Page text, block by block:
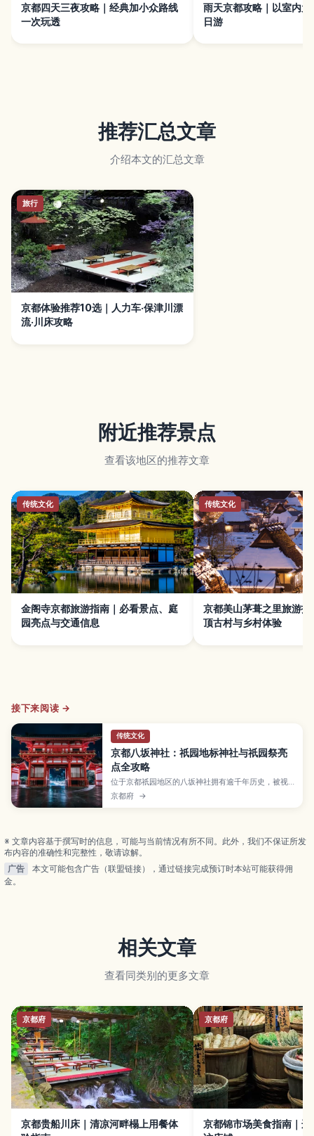
京都四天三夜攻略｜经典加小众路线
一次玩透
雨天京都攻略｜以室内为
日游
推荐汇总文章
介绍本文的汇总文章
旅行
京都体验推荐10选｜人力车·保津川漂
流·川床攻略
附近推荐景点
查看该地区的推荐文章
传统文化
金阁寺京都旅游指南｜必看景点、庭
园亮点与交通信息
传统文化
京都美山茅葺之里旅游指
顶古村与乡村体验
接下来阅读 →
传统文化
京都八坂神社：祇园地标神社与祇园祭亮
点全攻略
位于京都祇园地区的八坂神社拥有逾千年历史，被视
为祈求厄除、保佑健康的著名神社，也是夏季「祇园
祭」的中心。本文介绍本殿与舞殿、灯笼点亮后的梦
京都府 →
※ 文章内容基于撰写时的信息，可能与当前情况有所不同。此外，我们不保证所发
布内容的准确性和完整性，敬请谅解。
广告
本文可能包含广告（联盟链接），通过链接完成预订时本站可能获得佣
金。
相关文章
查看同类别的更多文章
京都府
京都贵船川床｜清凉河畔榻上用餐体
京都府
京都锦市场美食指南｜边